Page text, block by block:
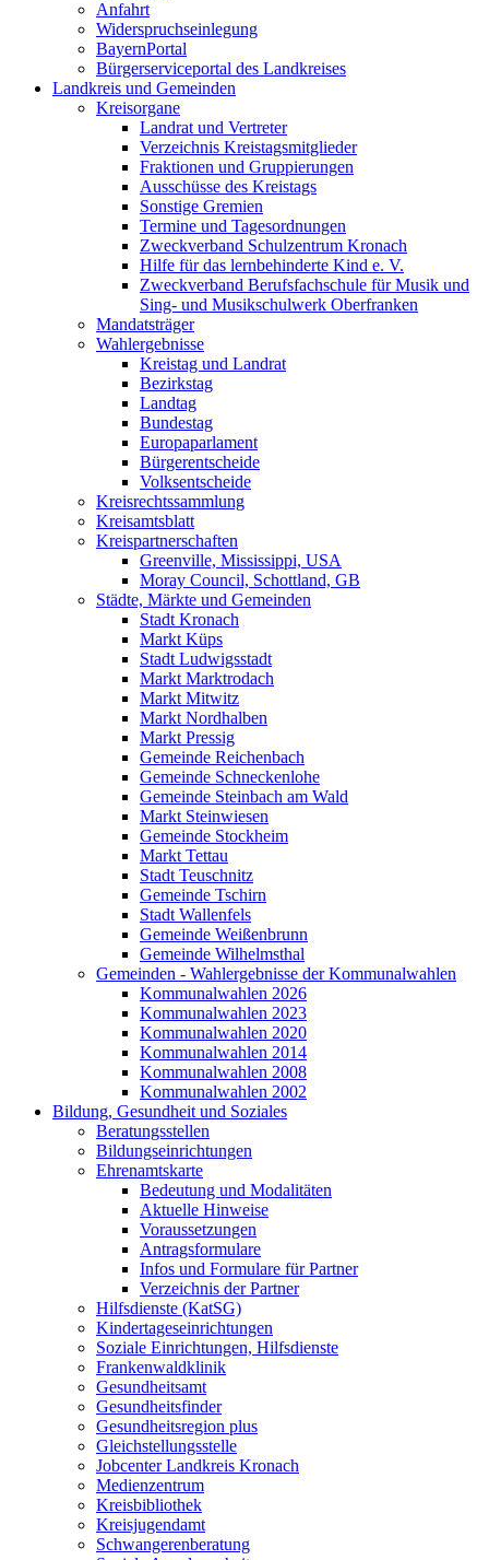
Anfahrt
Widerspruchseinlegung
BayernPortal
Bürgerserviceportal des Landkreises
Landkreis und Gemeinden
Kreisorgane
Landrat und Vertreter
Verzeichnis Kreistagsmitglieder
Fraktionen und Gruppierungen
Ausschüsse des Kreistags
Sonstige Gremien
Termine und Tagesordnungen
Zweckverband Schulzentrum Kronach
Hilfe für das lernbehinderte Kind e. V.
Zweckverband Berufsfachschule für Musik und
Sing- und Musikschulwerk Oberfranken
Mandatsträger
Wahlergebnisse
Kreistag und Landrat
Bezirkstag
Landtag
Bundestag
Europaparlament
Bürgerentscheide
Volksentscheide
Kreisrechtssammlung
Kreisamtsblatt
Kreispartnerschaften
Greenville, Mississippi, USA
Moray Council, Schottland, GB
Städte, Märkte und Gemeinden
Stadt Kronach
Markt Küps
Stadt Ludwigsstadt
Markt Marktrodach
Markt Mitwitz
Markt Nordhalben
Markt Pressig
Gemeinde Reichenbach
Gemeinde Schneckenlohe
Gemeinde Steinbach am Wald
Markt Steinwiesen
Gemeinde Stockheim
Markt Tettau
Stadt Teuschnitz
Gemeinde Tschirn
Stadt Wallenfels
Gemeinde Weißenbrunn
Gemeinde Wilhelmsthal
Gemeinden - Wahlergebnisse der Kommunalwahlen
Kommunalwahlen 2026
Kommunalwahlen 2023
Kommunalwahlen 2020
Kommunalwahlen 2014
Kommunalwahlen 2008
Kommunalwahlen 2002
Bildung, Gesundheit und Soziales
Beratungsstellen
Bildungseinrichtungen
Ehrenamtskarte
Bedeutung und Modalitäten
Aktuelle Hinweise
Voraussetzungen
Antragsformulare
Infos und Formulare für Partner
Verzeichnis der Partner
Hilfsdienste (KatSG)
Kindertageseinrichtungen
Soziale Einrichtungen, Hilfsdienste
Frankenwaldklinik
Gesundheitsamt
Gesundheitsfinder
Gesundheitsregion plus
Gleichstellungsstelle
Jobcenter Landkreis Kronach
Medienzentrum
Kreisbibliothek
Kreisjugendamt
Schwangerenberatung